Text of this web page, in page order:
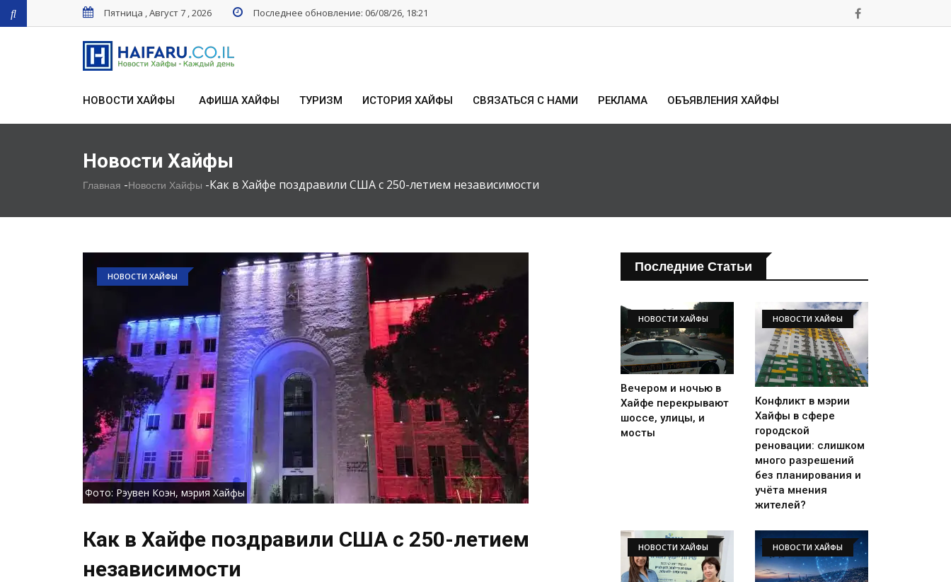
Пятница , Август 7 , 2026 Последнее обновление: 06/08/26, 18:21
НОВОСТИ ХАЙФЫ АФИША ХАЙФЫ ТУРИЗМ ИСТОРИЯ ХАЙФЫ СВЯЗАТЬСЯ С НАМИ РЕКЛАМА ОБЪЯВЛЕНИЯ ХАЙФЫ
Новости Хайфы
Главная -Новости Хайфы -Как в Хайфе поздравили США с 250-летием независимости
НОВОСТИ ХАЙФЫ
Фото: Рэувен Коэн, мэрия Хайфы
Как в Хайфе поздравили США с 250-летием
независимости
Последние Статьи
НОВОСТИ ХАЙФЫ
Вечером и ночью в
Хайфе перекрывают
шоссе, улицы, и
мосты
НОВОСТИ ХАЙФЫ
Конфликт в мэрии
Хайфы в сфере
городской
реновации: слишком
много разрешений
без планирования и
учёта мнения
жителей?
НОВОСТИ ХАЙФЫ НОВОСТИ ХАЙФЫ